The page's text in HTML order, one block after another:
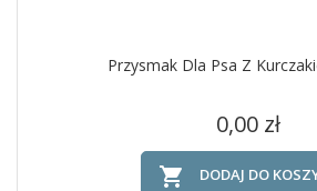
Przysmak Dla Psa Z
Cena
0,00 zł
 DODAJ DO